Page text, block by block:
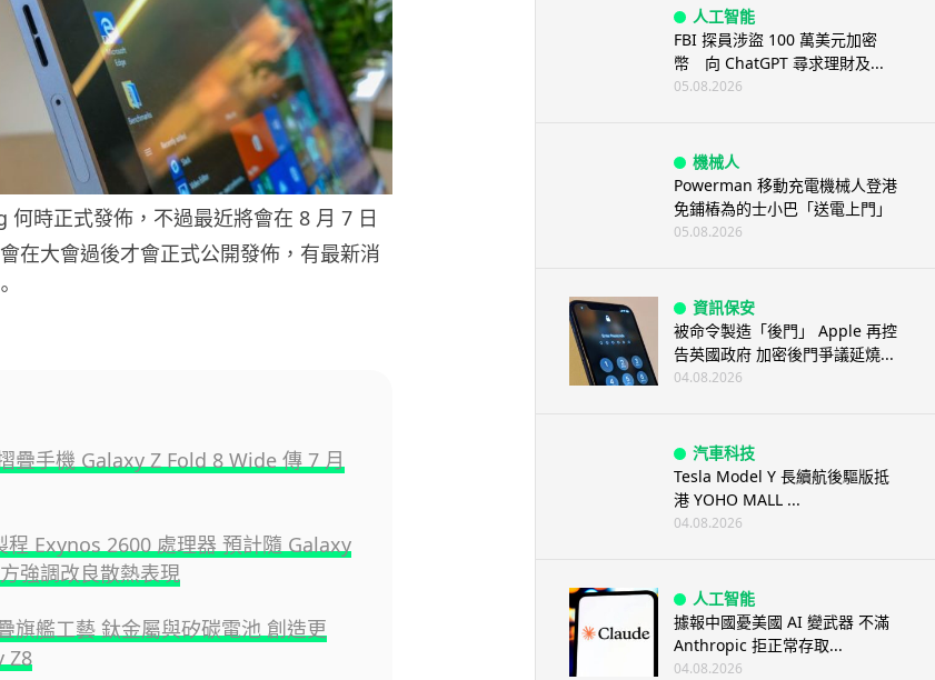
何時正式發佈，不過最近將會在 8 月 7 日
在大會過後才會正式公開發佈，有最新消
疊手機 Galaxy Z Fold 8 Wide 傳 7 月
Exynos 2600 處理器 預計隨 Galaxy
強調改良散熱表現
旗艦工藝 鈦金屬與矽碳電池 創造更
Z8
人工智能
FBI 探員涉盜 100 萬美元加密
幣 向 ChatGPT 尋求理財及...
05.08.2026
機械人
Powerman 移動充電機械人登港
免鋪樁為的士小巴「送電上門」
05.08.2026
資訊保安
被命令製造「後門」 Apple 再控
告英國政府 加密後門爭議延燒...
04.08.2026
汽車科技
Tesla Model Y 長續航後驅版抵
港 YOHO MALL ...
04.08.2026
人工智能
據報中國憂美國 AI 變武器 不滿
Anthropic 拒正常存取...
04.08.2026